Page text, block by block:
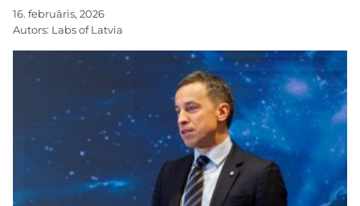
16. februāris, 2026
Autors: Labs of Latvia